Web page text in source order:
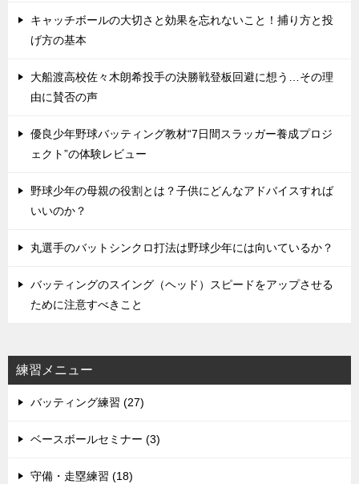
キャッチボールの大切さと効果を忘れないこと！捕り方と投
げ方の基本
大船渡高校佐々木朗希投手の決勝戦登板回避に想う…その理
由に賛否の声
優良少年野球バッティング教材“7日間スラッガー養成プロジ
ェクト”の体験レビュー
野球少年の母親の役割とは？子供にどんなアドバイスすれば
いいのか？
丸選手のバットシンクロ打法は野球少年には向いているか？
バッティングのスイング（ヘッド）スピードをアップさせる
ために注意すべきこと
練習メニュー
バッティング練習 (27)
ベースボールセミナー (3)
守備・走塁練習 (18)